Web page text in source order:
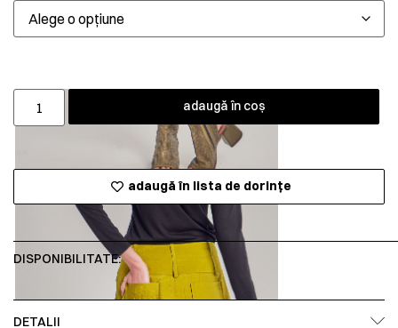
adaugă în coș
adaugă în lista de dorințe
DISPONIBILITATE:
DETALII